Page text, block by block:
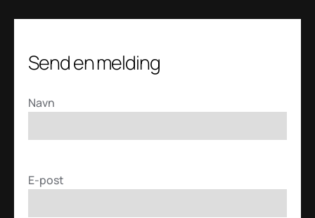
Send en melding
Navn
E-post